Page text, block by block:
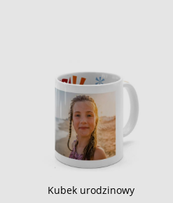
Kubek urodzinowy